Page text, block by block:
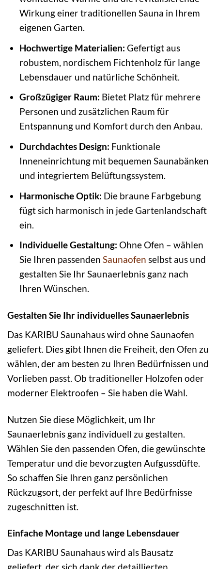
Wirkung einer traditionellen Sauna in Ihrem
eigenen Garten.
Hochwertige Materialien: Gefertigt aus
robustem, nordischem Fichtenholz für lange
Lebensdauer und natürliche Schönheit.
Großzügiger Raum: Bietet Platz für mehrere
Personen und zusätzlichen Raum für
Entspannung und Komfort durch den Anbau.
Durchdachtes Design: Funktionale
Inneneinrichtung mit bequemen Saunabänken
und integriertem Belüftungssystem.
Harmonische Optik: Die braune Farbgebung
fügt sich harmonisch in jede Gartenlandschaft
ein.
Individuelle Gestaltung: Ohne Ofen – wählen
Sie Ihren passenden Saunaofen selbst aus und
gestalten Sie Ihr Saunaerlebnis ganz nach
Ihren Wünschen.
Gestalten Sie Ihr individuelles Saunaerlebnis
Das KARIBU Saunahaus wird ohne Saunaofen
geliefert. Dies gibt Ihnen die Freiheit, den Ofen zu
wählen, der am besten zu Ihren Bedürfnissen und
Vorlieben passt. Ob traditioneller Holzofen oder
moderner Elektroofen – Sie haben die Wahl.
Nutzen Sie diese Möglichkeit, um Ihr
Saunaerlebnis ganz individuell zu gestalten.
Wählen Sie den passenden Ofen, die gewünschte
Temperatur und die bevorzugten Aufgussdüfte.
So schaffen Sie Ihren ganz persönlichen
Rückzugsort, der perfekt auf Ihre Bedürfnisse
zugeschnitten ist.
Einfache Montage und lange Lebensdauer
Das KARIBU Saunahaus wird als Bausatz